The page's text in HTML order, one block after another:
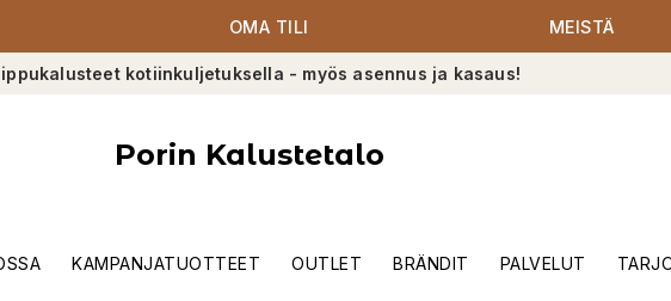
OMA TILI MEISTÄ
kotiinkuljetuksella - myös asennus ja kasaus!
Porin Kalustetalo
KAMPANJATUOTTEET OUTLET BRÄNDIT PALVELUT